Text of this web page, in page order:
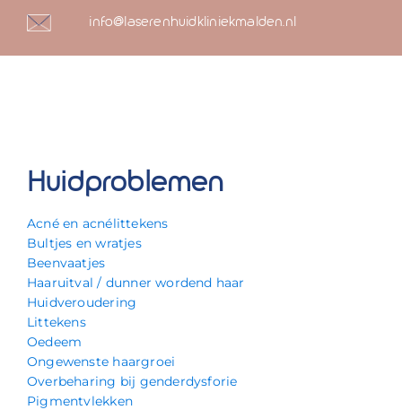
info@laserenhuidkliniekmalden.nl
Huidproblemen
Acné en acnélittekens
Bultjes en wratjes
Beenvaatjes
Haaruitval / dunner wordend haar
Huidveroudering
Littekens
Oedeem
Ongewenste haargroei
Overbeharing bij genderdysforie
Pigmentvlekken